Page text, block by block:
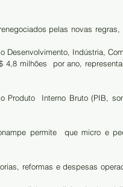
pelas novas regras,
Desenvolvimento, Indústria,
milhões  por ano,
permite  que micro e
reformas e despesas